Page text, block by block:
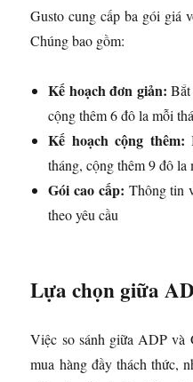
Gusto cung cấp ba gói giá
Chúng bao gồm:
Kế hoạch đơn giản:
cộng thêm 6 đô la mỗi
Kế hoạch cộng thêm:
tháng, cộng thêm 9 đô
Gói cao cấp: Thông tin
theo yêu cầu
Lựa chọn giữa
Việc so sánh giữa ADP và
mua hàng đầy thách thức,